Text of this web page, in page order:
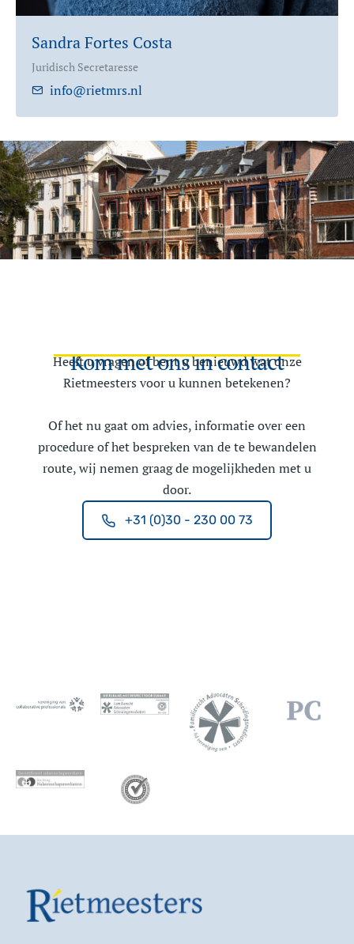
Sandra Fortes Costa
Juridisch Secretaresse
info@rietmrs.nl
Kom met ons in contact
Heeft u vragen of bent u benieuwd wat onze
Rietmeesters voor u kunnen betekenen?
Of het nu gaat om advies, informatie over een
procedure of het bespreken van de te bewandelen
route, wij nemen graag de mogelijkheden met u
door.
+31 (0)30 - 230 00 73